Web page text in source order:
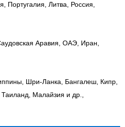
Португалия, Литва, Россия,
Аравия, ОАЭ, Иран,
Шри-Ланка, Бангалеш, Кипр,
Малайзия и др.,